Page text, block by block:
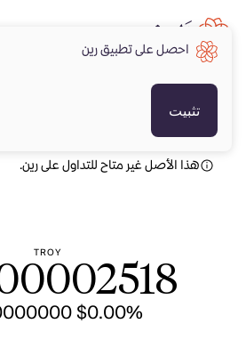
هذا الأصل غير متاح للتداول على رين.
TROY
0.00%
$ 0.000000000
احصل على تطبيق رين
تثبيت